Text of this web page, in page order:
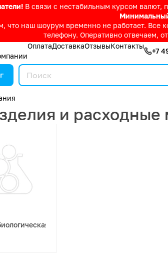
В связи с нестабильным курсом
что наш шоурум временно не работает. Все
телефону. Оперативно отвечаем,
ОплатаДоставкаОтзывыКонтакты
+7
и